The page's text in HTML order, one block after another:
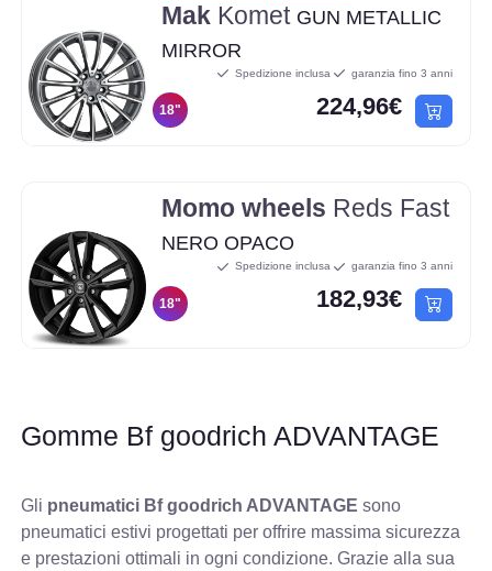
Mak Komet GUN METALLIC
MIRROR
18"
Spedizione inclusa garanzia fino 3 anni
224,96€
Momo wheels Reds Fast
NERO OPACO
18"
Spedizione inclusa garanzia fino 3 anni
182,93€
Gomme Bf goodrich ADVANTAGE
Gli pneumatici Bf goodrich ADVANTAGE sono
pneumatici estivi progettati per offrire massima sicurezza
e prestazioni ottimali in ogni condizione. Grazie alla sua